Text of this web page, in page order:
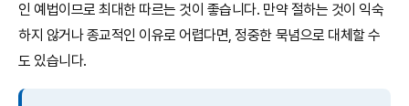
인 예법이므로 최대한 따르는 것이 좋습니다. 만약 절하는 것이 익숙
하지 않거나 종교적인 이유로 어렵다면, 정중한 묵념으로 대체할 수
도 있습니다.